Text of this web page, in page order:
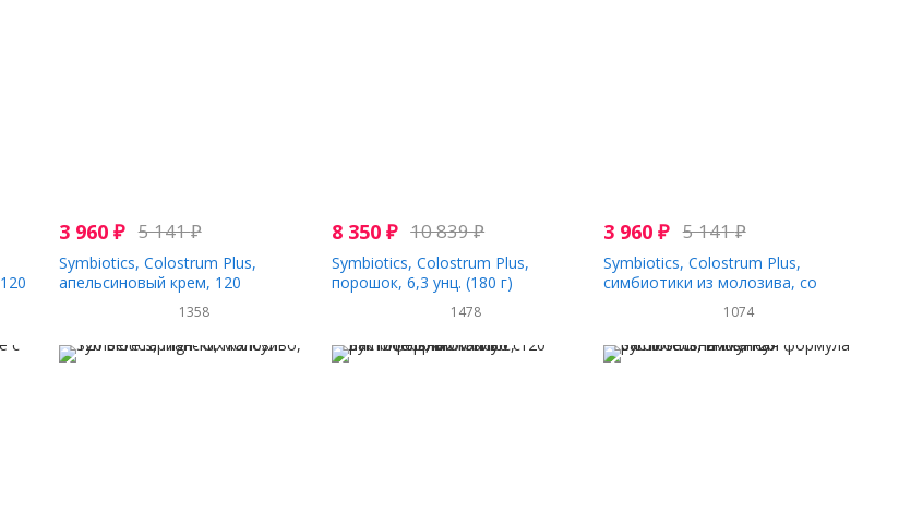
3 960₽ 5 141₽
Symbiotics, Colostrum Plus,
апельсиновый крем, 120
жевательных таблеток
1358
8 350 ₽ 10 839₽
Symbiotics, Colostrum Plus,
порошок, 6,3 унц. (180 г)
1478
3 960₽ 5 141₽
Symbiotics, Colostrum Plus,
симбиотики из молозива, со
вкусом ананаса, 120 жевательных
1074